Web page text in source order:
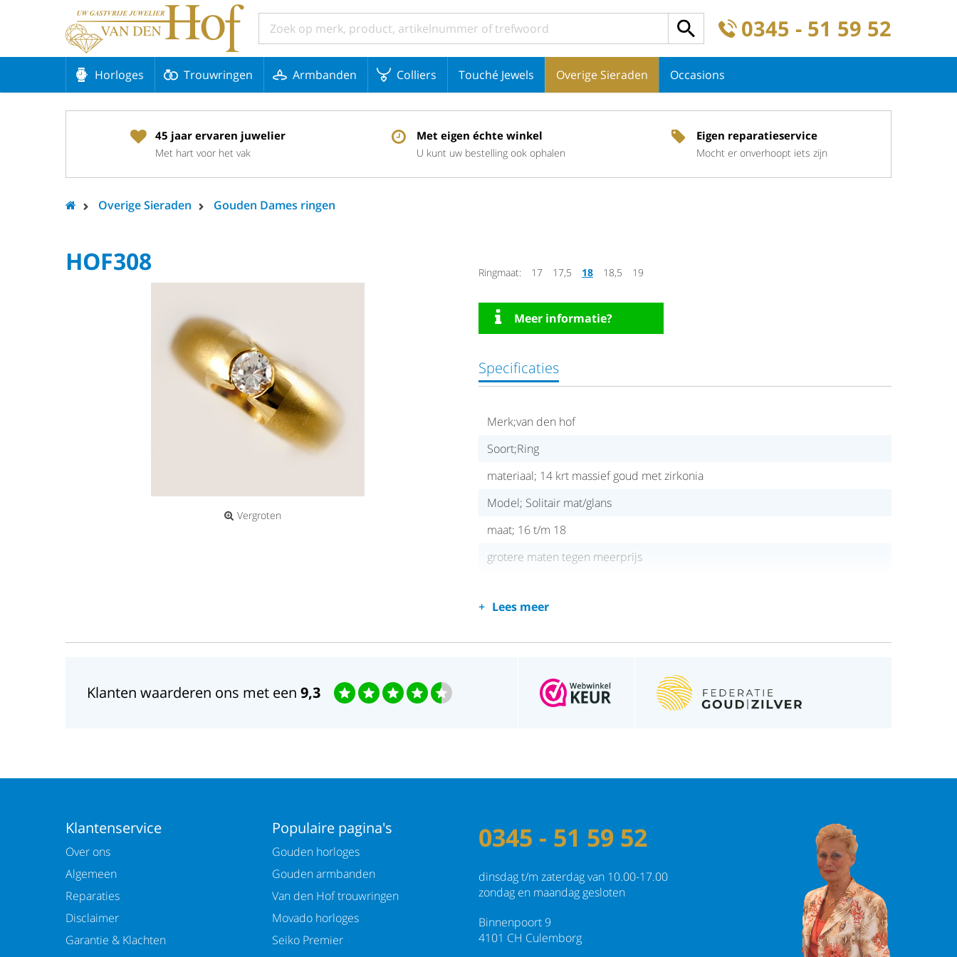
0345 - 51 59 52
Horloges Trouwringen Armbanden Colliers Touché Jewels Overige Sieraden Occasions
45 jaar ervaren juwelier
Met hart voor het vak
Met eigen échte winkel
U kunt uw bestelling ook ophalen
Eigen reparatieservice
Mocht er onverhoopt iets zijn
Overige Sieraden Gouden Dames ringen
HOF308
Vergroten
Ringmaat: 17 17,5 18 18,5 19
Meer informatie?
Specificaties
Merk;van den hof
Soort;Ring
materiaal; 14 krt massief goud met zirkonia
Model; Solitair mat/glans
maat; 16 t/m 18
grotere maten tegen meerprijs
Lees meer
Klanten waarderen ons met een 9,3
Klantenservice
Over ons
Algemeen
Reparaties
Disclaimer
Garantie & Klachten
Populaire pagina's
Gouden horloges
Gouden armbanden
Van den Hof trouwringen
Movado horloges
Seiko Premier
0345 - 51 59 52
dinsdag t/m zaterdag van 10.00-17.00
zondag en maandag gesloten
Binnenpoort 9
4101 CH Culemborg